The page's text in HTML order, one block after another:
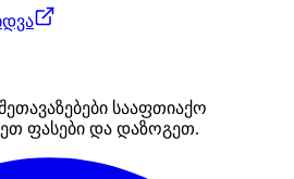
სააფთიაქო
ფასები და დაზოგეთ.